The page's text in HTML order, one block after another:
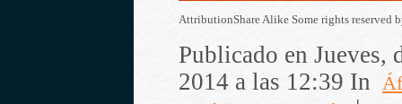
AttributionShare Alike Some rights reserved
Publicado en Jueves,
2014 a las 12:39 In